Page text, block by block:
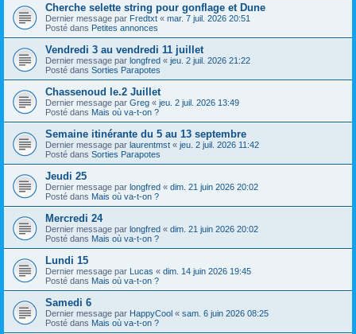
Cherche selette string pour gonflage et Dune
Dernier message par Fredtxt « mar. 7 juil. 2026 20:51
Posté dans Petites annonces
Vendredi 3 au vendredi 11 juillet
Dernier message par longfred « jeu. 2 juil. 2026 21:22
Posté dans Sorties Parapotes
Chassenoud le.2 Juillet
Dernier message par Greg « jeu. 2 juil. 2026 13:49
Posté dans Mais où va-t-on ?
Semaine itinérante du 5 au 13 septembre
Dernier message par laurentmst « jeu. 2 juil. 2026 11:42
Posté dans Sorties Parapotes
Jeudi 25
Dernier message par longfred « dim. 21 juin 2026 20:02
Posté dans Mais où va-t-on ?
Mercredi 24
Dernier message par longfred « dim. 21 juin 2026 20:02
Posté dans Mais où va-t-on ?
Lundi 15
Dernier message par Lucas « dim. 14 juin 2026 19:45
Posté dans Mais où va-t-on ?
Samedi 6
Dernier message par HappyCool « sam. 6 juin 2026 08:25
Posté dans Mais où va-t-on ?